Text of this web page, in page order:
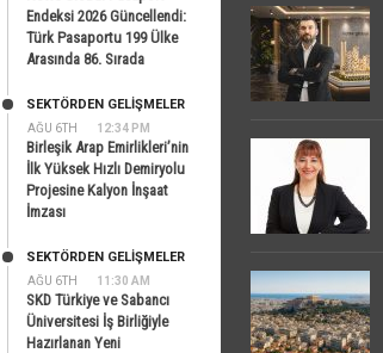
Endeksi 2026 Güncellendi:
Türk Pasaportu 199 Ülke
Arasında 86. Sırada
AĞU 6TH 12:34 PM
SEKTÖRDEN GELIŞMELER
Birleşik Arap Emirlikleri’nin
İlk Yüksek Hızlı Demiryolu
Projesine Kalyon İnşaat
İmzası
AĞU 6TH 11:30 AM
SEKTÖRDEN GELIŞMELER
SKD Türkiye ve Sabancı
Üniversitesi İş Birliğiyle
Hazırlanan Yeni